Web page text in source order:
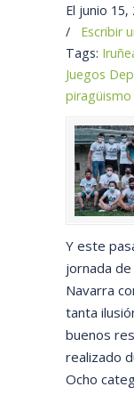
El junio 15,
/ Escribir
Tags:
Juegos
Y este
jornada
Navarra
tanta
buenos
realizado
Ocho